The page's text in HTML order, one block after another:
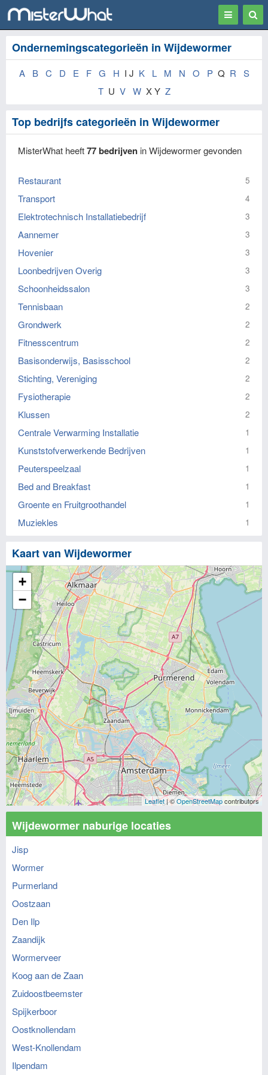
Toggle
Ondernemingscategorieën in Wijdewormer
A B C D E F G H I J K L M N O P Q R
S
T U V W X Y Z
Top bedrijfs categorieën in Wijdewormer
MisterWhat heeft77 bedrijven in Wijdewormer gevonden
Restaurant 5
Transport 4
Elektrotechnisch Installatiebedrijf 3
Aannemer 3
Hovenier 3
Loonbedrijven Overig 3
Schoonheidssalon 3
Tennisbaan 2
Grondwerk 2
Fitnesscentrum 2
Basisonderwijs, Basisschool 2
Stichting, Vereniging 2
Fysiotherapie 2
Klussen 2
Centrale Verwarming Installatie 1
Kunststofverwerkende Bedrijven 1
Peuterspeelzaal 1
Bed and Breakfast 1
Groente en Fruitgroothandel 1
Muziekles 1
Kaart van Wijdewormer
+
−
Leaflet| ©OpenStreetMapcontributors
Wijdewormer naburige locaties
Jisp
Wormer
Purmerland
Oostzaan
Den Ilp
Zaandijk
Wormerveer
Koog aan de Zaan
Zuidoostbeemster
Spijkerboor
Oostknollendam
West-Knollendam
Ilpendam